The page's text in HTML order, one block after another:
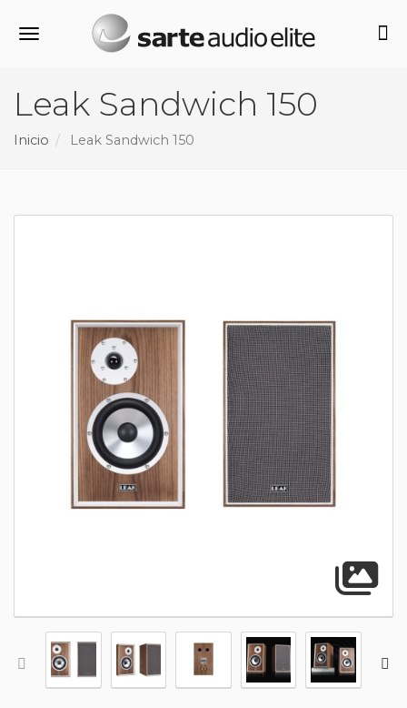
Alternar navegación
Leak Sandwich 150
Inicio Leak Sandwich 150